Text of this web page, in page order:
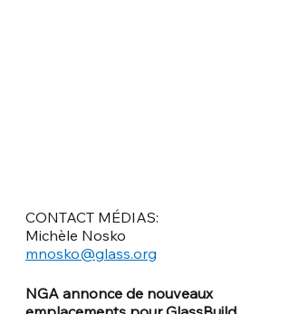
CONTACT MÉDIAS:
Michèle Nosko
mnosko@glass.org
NGA annonce de nouveaux